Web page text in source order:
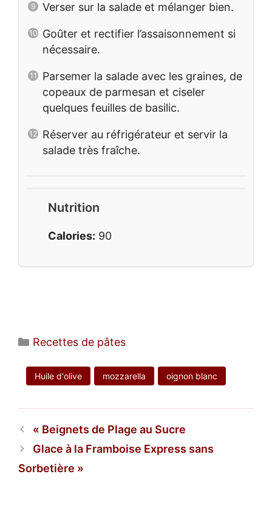
Verser sur la salade et mélanger bien.
Goûter et rectifier l’assaisonnement si
nécessaire.
Parsemer la salade avec les graines, de
copeaux de parmesan et ciseler
quelques feuilles de basilic.
Réserver au réfrigérateur et servir la
salade très fraîche.
Nutrition
Calories: 90
Catégories
Recettes de pâtes
Huile d'olive mozzarella oignon blanc
Beignets de Plage au Sucre
Glace à la Framboise Express sans
Sorbetière